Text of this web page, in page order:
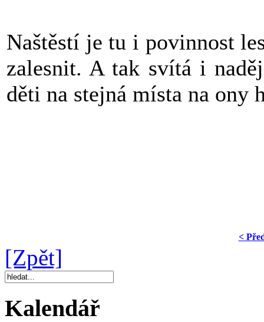
Naštěstí je tu i povinnost
zalesnit. A tak svítá i
děti na stejná místa na ony
<
[Zpět]
Kalendář